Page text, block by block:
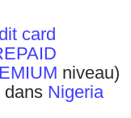
card
niveau)
dans Nigeria